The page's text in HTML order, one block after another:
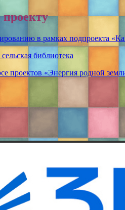
в рамках подпроекта
библиотека
проектов «Энергия родной